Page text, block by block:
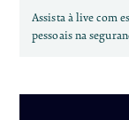
Assista à live com
pessoais na